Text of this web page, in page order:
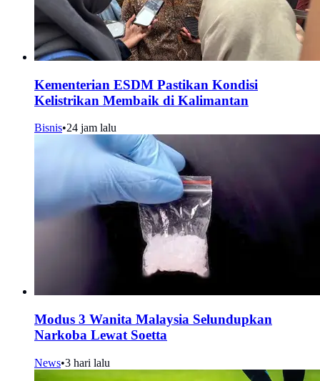
Kementerian ESDM Pastikan Kondisi
Kelistrikan Membaik di Kalimantan
Bisnis•24 jam lalu
Modus 3 Wanita Malaysia Selundupkan
Narkoba Lewat Soetta
News•3 hari lalu